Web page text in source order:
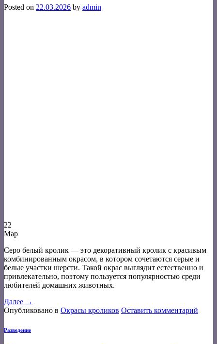
Posted on 22.03.2026 by admin
22
Мар
Серо белый кролик — это декоративный кролик с красивым
комбинированным окрасом, в котором сочетаются серые и
белые участки шерсти. Такой окрас выглядит естественно и
привлекательно, поэтому пользуется популярностью среди
любителей домашних животных.
Далее →
Опубликовано в Окрасы кроликов Оставить комментарий
Разведение